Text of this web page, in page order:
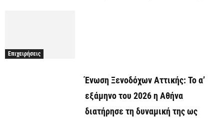
Επιχειρήσεις
Ένωση Ξενοδόχων Αττικής: Το α’
εξάμηνο του 2026 η Αθήνα
διατήρησε τη δυναμική της ως